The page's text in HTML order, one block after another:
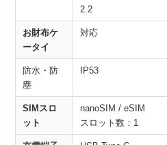
2.2
お財布ケ
ータイ
対応
防水・防
塵
IP53
SIMスロ
ット
nanoSIM / eSIM
スロット数：1